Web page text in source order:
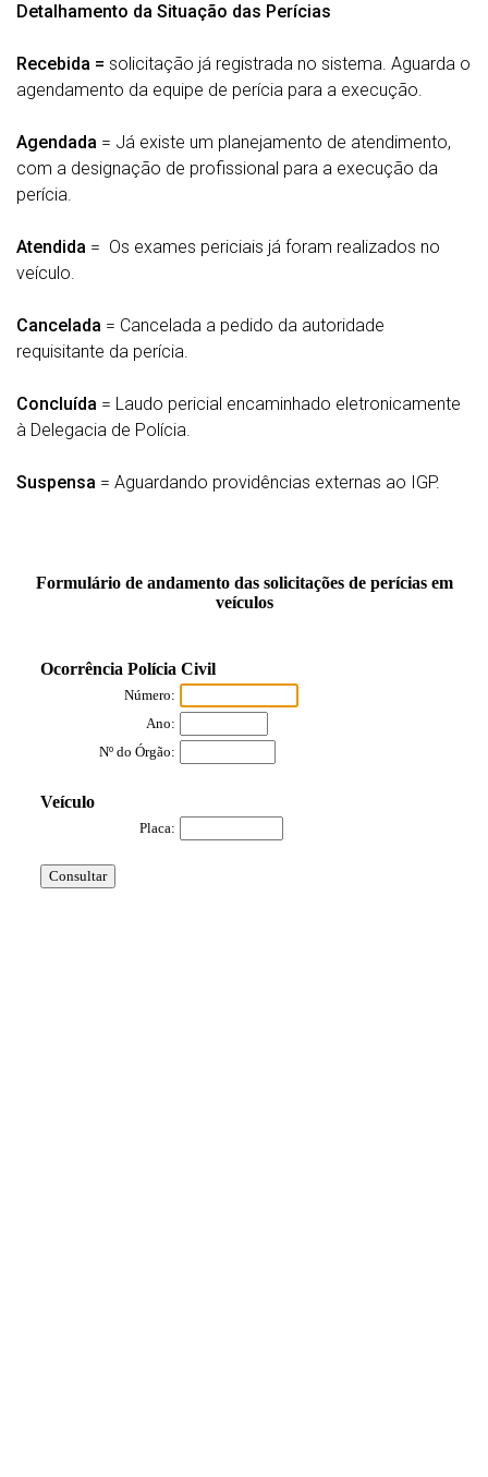
Detalhamento da Situação das Perícias
Recebida = solicitação já registrada no sistema. Aguarda o
agendamento da equipe de perícia para a execução.
Agendada = Já existe um planejamento de atendimento,
com a designação de profissional para a execução da
perícia.
Atendida = Os exames periciais já foram realizados no
veículo.
Cancelada = Cancelada a pedido da autoridade
requisitante da perícia.
Concluída = Laudo pericial encaminhado eletronicamente
à Delegacia de Polícia.
Suspensa = Aguardando providências externas ao IGP.